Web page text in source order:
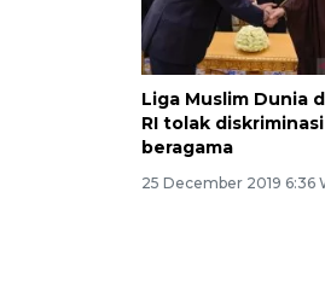
Liga Muslim Dunia
RI tolak
beragama
25 December 2019 6:36